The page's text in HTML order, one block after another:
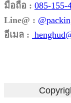
มือถือ : 085-155-
Line@ :
อีเมล :